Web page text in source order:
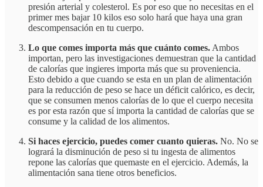
presión arterial y colesterol. Es por eso que no necesitas en el
primer mes bajar 10 kilos eso solo hará que haya una gran
descompensación en tu cuerpo.
Lo que comes importa más que cuánto comes.Ambos
importan, pero las investigaciones demuestran que la cantidad
de calorías que ingieres importa más que su proveniencia.
Esto debido a que cuando se esta en un plan de alimentación
para la reducción de peso se hace un déficit calórico, es decir,
que se consumen menos calorías de lo que el cuerpo necesita
es por esta razón que sí importa la cantidad de calorías que se
consume y la calidad de los alimentos.
Si haces ejercicio, puedes comer cuanto quieras. No. No se
logrará la disminución de peso si tu ingesta de alimentos
repone las calorías que quemaste en el ejercicio. Además, la
alimentación sana tiene otros beneficios.